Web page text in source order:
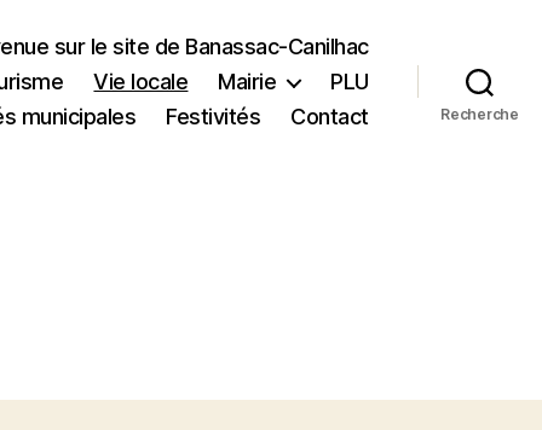
sur le site de Banassac-Canilhac
Vie locale Mairie
PLU
municipales
Festivités Contact Recherche